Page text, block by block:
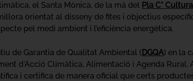
el Santa Mònica, de la mà del Pla C*
orientat al disseny de fites i objectius
pel medi ambient i l’eficiència energètica.
de Garantia de Qualitat Ambiental ( DGQA) en la
d'Acció Climàtica, Alimentació i Agenda Rural.
i certifica de manera oficial que certs